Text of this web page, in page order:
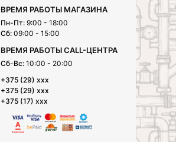
ВРЕМЯ РАБОТЫ МАГАЗИНА
Пн-Пт: 9:00 - 18:00
Сб: 09:00 - 15:00
ВРЕМЯ РАБОТЫ CALL-ЦЕНТРА
Сб-Вс: 10:00 - 20:00
+375 (29) xxx
+375 (29) xxx
+375 (17) xxx